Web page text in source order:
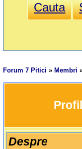
Cauta
Forum 7 Pitici » Membri
Despre